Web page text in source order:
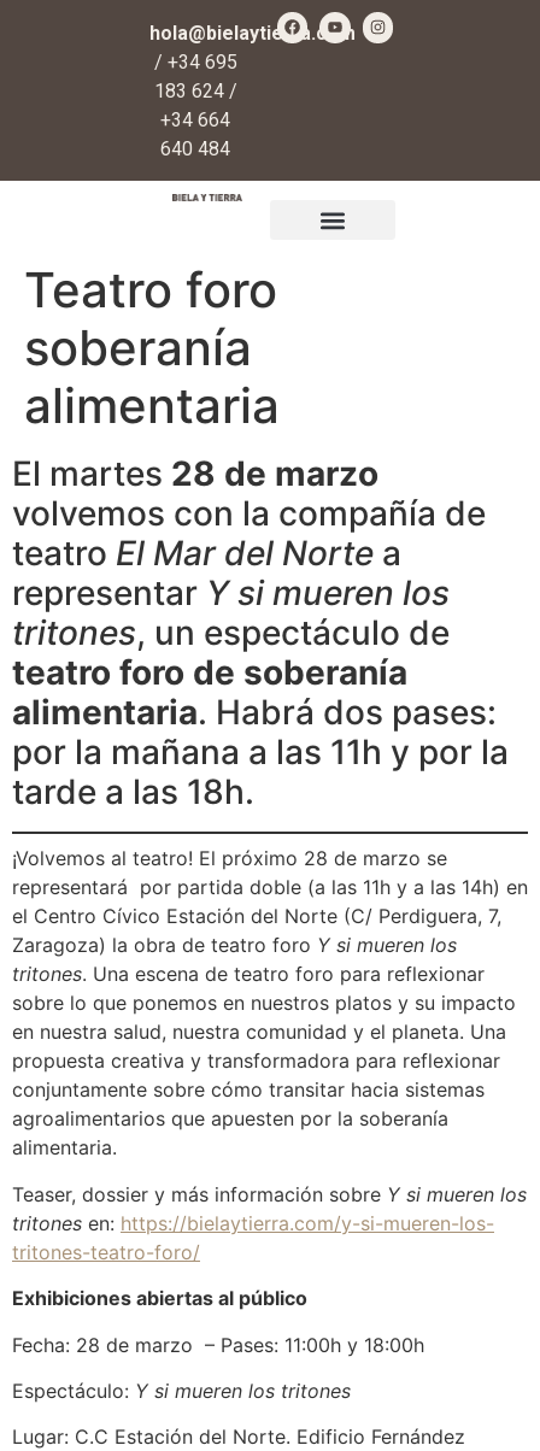
hola@bielaytierra.com
/ +34 695
183 624 /
+34 664
640 484
Teatro foro
soberanía
alimentaria
El martes 28 de marzo
volvemos con la compañía de
teatro El Mar del Norte a
representar Y si mueren los
tritones, un espectáculo de
teatro foro de soberanía
alimentaria. Habrá dos pases:
por la mañana a las 11h y por la
tarde a las 18h.
¡Volvemos al teatro! El próximo 28 de marzo se
representará por partida doble (a las 11h y a las 14h) en
el Centro Cívico Estación del Norte (C/ Perdiguera, 7,
Zaragoza) la obra de teatro foro Y si mueren los
tritones. Una escena de teatro foro para reflexionar
sobre lo que ponemos en nuestros platos y su impacto
en nuestra salud, nuestra comunidad y el planeta. Una
propuesta creativa y transformadora para reflexionar
conjuntamente sobre cómo transitar hacia sistemas
agroalimentarios que apuesten por la soberanía
alimentaria.
Teaser, dossier y más información sobre Y si mueren los
tritones en: https://bielaytierra.com/y-si-mueren-los-
tritones-teatro-foro/
Exhibiciones abiertas al público
Fecha: 28 de marzo – Pases: 11:00h y 18:00h
Espectáculo: Y si mueren los tritones
Lugar: C.C Estación del Norte. Edificio Fernández